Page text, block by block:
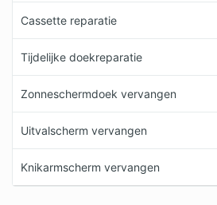
Cassette reparatie
Tijdelijke doekreparatie
Zonneschermdoek vervangen
Uitvalscherm vervangen
Knikarmscherm vervangen